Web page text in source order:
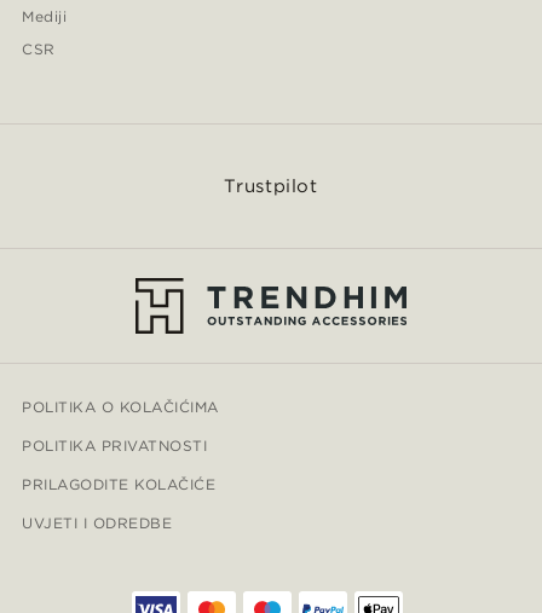
Mediji
CSR
Trustpilot
POLITIKA O KOLAČIĆIMA
POLITIKA PRIVATNOSTI
PRILAGODITE KOLAČIĆE
UVJETI I ODREDBE